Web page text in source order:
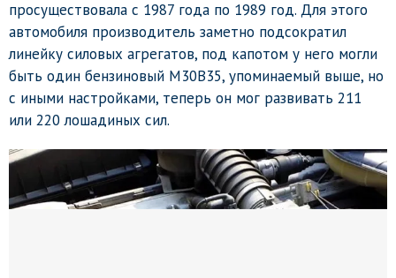
просуществовала с 1987 года по 1989 год. Для этого
автомобиля производитель заметно подсократил
линейку силовых агрегатов, под капотом у него могли
быть один бензиновый M30B35, упоминаемый выше, но
с иными настройками, теперь он мог развивать 211
или 220 лошадиных сил.